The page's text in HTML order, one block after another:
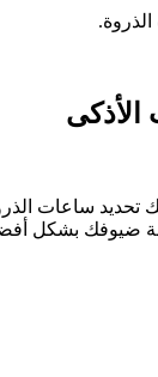
الأذكى
تحديد ساعات
ضيوفك بشكل